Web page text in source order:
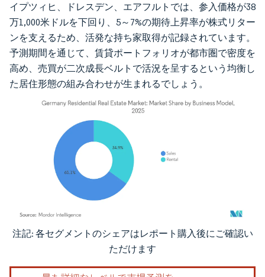
イプツィヒ、ドレスデン、エアフルトでは、参入価格が38
万1,000米ドルを下回り、5～7%の期待上昇率が株式リター
ンを支えるため、活発な持ち家取得が記録されています。
予測期間を通じて、賃貸ポートフォリオが都市圏で密度を
高め、売買が二次成長ベルトで活況を呈するという均衡し
た居住形態の組み合わせが生まれるでしょう。
画像 © Mordor Intelligence。再利用にはCC BY 4.0の表示が必要です。
注記: 各セグメントのシェアはレポート購入後にご確認い
ただけます